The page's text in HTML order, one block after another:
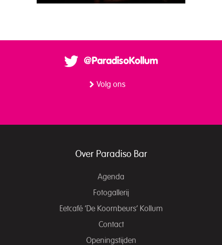
@ParadisoKollum
Volg ons
Over Paradiso Bar
Agenda
Fotogallerij
Eetcafé ‘De Koornbeurs’ Kollum
Contact
Openingstijden